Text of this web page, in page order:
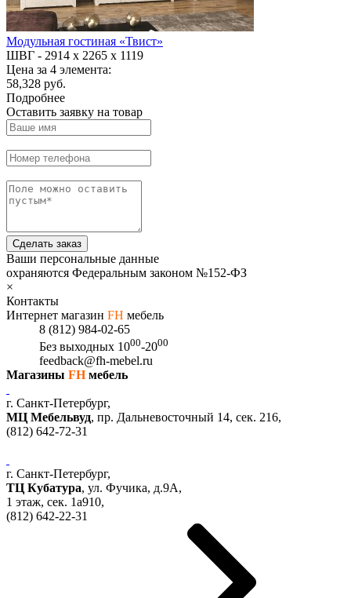
Модульная гостиная «Твист»
ШВГ - 2914 х 2265 х 1119
Цена за 4 элемента:
58,328 руб.
Подробнее
Оставить заявку на товар
Сделать заказ
Ваши персональные данные
охраняются Федеральным законом №152-ФЗ
×
Контакты
Интернет магазин FH мебель
8 (812) 984-02-65
Без выходных 1000-2000
feedback@fh-mebel.ru
Магазины FHмебель
г. Санкт-Петербург,
МЦ Мебельвуд, пр. Дальневосточный 14, сек. 216,
(812) 642-72-31
г. Санкт-Петербург,
ТЦ Кубатура, ул. Фучика, д.9А,
1 этаж, сек. 1a910,
(812) 642-22-31